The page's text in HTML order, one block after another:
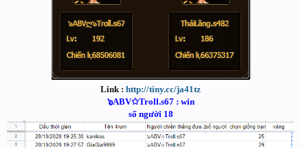
Link : http://tiny.cc/ja41tz
๖ABV✩Troll.s67 : win
số người 18